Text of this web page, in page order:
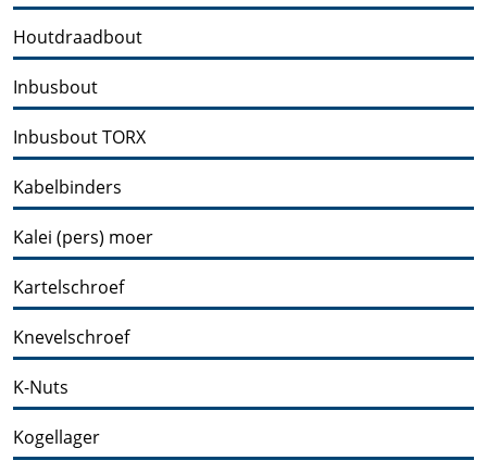
Houtdraadbout
Inbusbout
Inbusbout TORX
Kabelbinders
Kalei (pers) moer
Kartelschroef
Knevelschroef
K-Nuts
Kogellager